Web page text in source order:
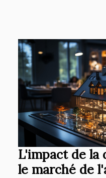
L'impact de la
le marché de